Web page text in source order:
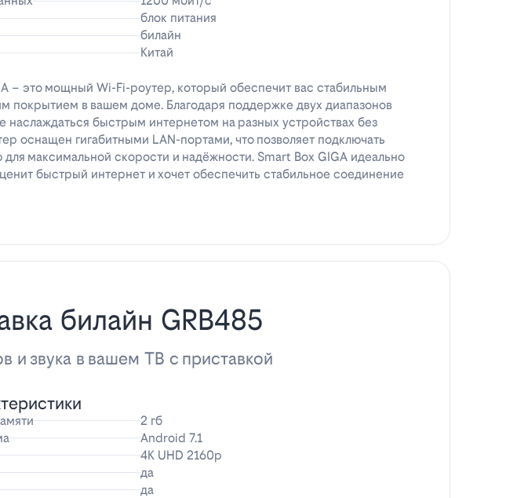
блок питания
билайн
Китай
– это мощный Wi-Fi-роутер, который обеспечит вас стабильным
покрытием в вашем доме. Благодаря поддержке двух диапазонов
наслаждаться быстрым интернетом на разных устройствах без
оснащен гигабитными LAN-портами, что позволяет подключать
максимальной скорости и надёжности. Smart Box GIGA идеально
ценит быстрый интернет и хочет обеспечить стабильное соединение
билайн GRB485
и звука в вашем ТВ с приставкой
2 гб
Android 7.1
4K UHD 2160p
да
да